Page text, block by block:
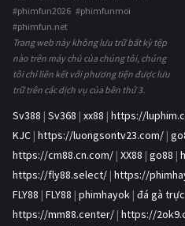
#phimfun2026 #phimfunmoi
#phimfun.net
Trang web này không lưu trữ bất kỳ tệp
nào trên máy chủ của chúng tôi, chúng
tôi chỉ liên kết với phương tiện được lưu
trữ trên các dịch vụ của bên thứ 3.
Sv388 | Sv368 | xx88 | https://
KJC | https://luongsontv23.com/ |
https://cm88.cn.com/ | XX88 | go88 |
https://fly88.select/ | https://
FLY88 | FLY88 | phimhayok | đá gà
https://mm88.center/ | https://